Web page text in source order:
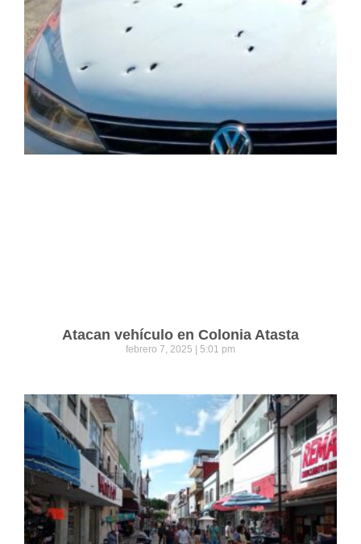
Atacan vehículo en Colonia Atasta
febrero 7, 2025 5:01 pm